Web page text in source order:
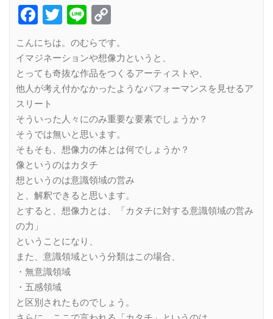
Facebook
Twitter
Line
Link
こんにちは。のむらです。
イマジネーションや想像力というと、
とっても奇抜な作品をつくるアーティストや、
他人が考え付かなかったようなパフォーマンスを見せるア
スリート
そういった人々にのみ重要な要素でしょうか？
そうでは無いと思います。
そもそも、想像力の体とは何でしょうか？
像というのはカタチ
想というのは意識領域の営み
と、解釈できると思います。
とすると、想像力とは、「カタチに対する意識領域の営み
の力」
ということになり、
また、意識領域という分類はこの場合、
・無意識領域
・五感領域
と区別されたものでしょう。